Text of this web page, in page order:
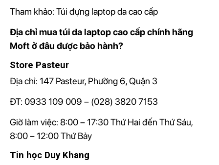
Tham khảo: Túi đựng laptop da cao cấp
Địa chỉ mua túi da laptop cao cấp chính hãng
Moft ở đâu được bảo hành?
Store Pasteur
Địa chỉ: 147 Pasteur, Phường 6, Quận 3
ĐT: 0933 109 009 – (028) 3820 7153
Giờ làm việc: 8:00 – 17:30 Thứ Hai đến Thứ Sáu,
8:00 – 12:00 Thứ Bảy
Tin học Duy Khang